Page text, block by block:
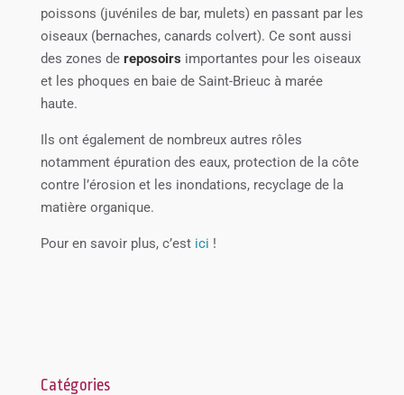
poissons (juvéniles de bar, mulets) en passant par les
oiseaux (bernaches, canards colvert). Ce sont aussi
des zones de reposoirs importantes pour les oiseaux
et les phoques en baie de Saint-Brieuc à marée
haute.
Ils ont également de nombreux autres rôles
notamment épuration des eaux, protection de la côte
contre l’érosion et les inondations, recyclage de la
matière organique.
Pour en savoir plus, c’est ici !
Catégories